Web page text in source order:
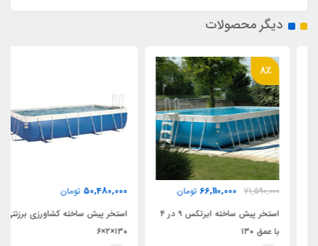
دیگر محصولات
8٪
71,590,000
66,110,000 تومان
استخر پیش ساخته ایرتکس ۹ در ۴
با عمق ۱۳۰
50,480,000 تومان
استخر پیش ساخته کشاورزی برزنتی